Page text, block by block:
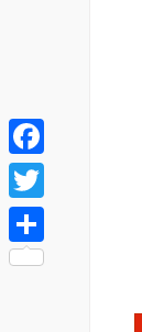
Facebook
Twitter
Share